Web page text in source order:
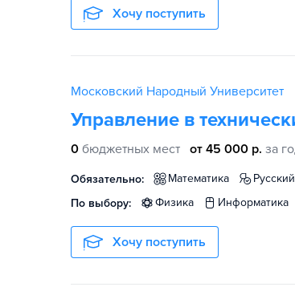
Хочу поступить
Московский Народный Университет
Управление в
0 бюджетных мест от 45 000 р. за
Обязательно: математика
По выбору:
физика информатика
Хочу поступить